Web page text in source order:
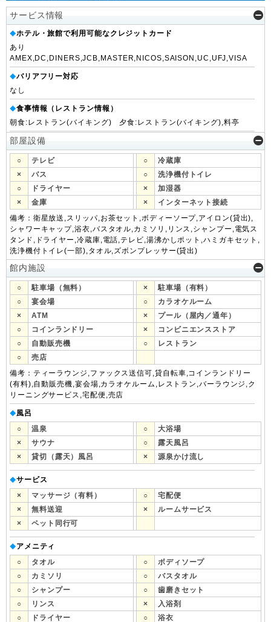
サービス情報
◆ホテル・旅館で利用可能なクレジットカード
あり
AMEX,DC,DINERS,JCB,MASTER,NICOS,SAISON,UC,UFJ,VISA
◆バリアフリー対応
なし
◆食事情報（レストラン情報）
朝食:レストラン(バイキング) 夕食:レストラン(バイキング),料亭
部屋設備
○ テレビ ○
冷蔵庫
×
バス ○
洗浄機付トイレ
○
ドライヤー ×
加湿器
×
金庫 ×
インターネット接続
備考：衛星放送,スリッパ,お茶セット,ボディーソープ,アイロン(貸出),
シャワーキャップ,浴衣,バスタオル,カミソリ,リンス,シャンプー,電気ス
タンド,ドライヤー,冷蔵庫,電話,テレビ,湯沸かしポット,ハミガキセット,
洗浄機付トイレ(一部),タオル,ズボンプレッサー(貸出)
館内施設
○ 駐車場（無料） ×
駐車場（有料）
○
宴会場 ○
カラオケルーム
×
ATM ×
プール（屋内／通年）
○
コインランドリー ×
コンビニエンスストア
○
自動販売機 ○
レストラン
○
売店
備考：ティーラウンジ,ファックス送信可,貸自転車,コインランドリー
(有料),自動販売機,宴会場,カラオケルーム,レストラン,バーラウンジ,ク
リーニングサービス,宅配便,売店
◆風呂
○
温泉 ○
大浴場
×
サウナ ○
露天風呂
×
貸切（露天）風呂 × 源泉かけ流し
◆サービス
×
マッサージ（有料） ○
宅配便
×
無料送迎 ×
ルームサービス
×
ペット同行可
◆アメニティ
○
タオル ○
ボディソープ
○
カミソリ ○
バスタオル
○
シャンプー ○
歯磨きセット
○
リンス ×
入浴剤
○
ドライヤー ○ 浴衣